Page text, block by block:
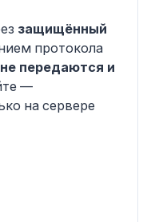
защищённый
протокола
не передаются и
—
на сервере